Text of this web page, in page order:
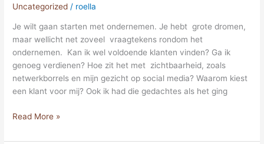
Uncategorized / roella
Je wilt gaan starten met ondernemen. Je hebt grote dromen,
maar wellicht net zoveel vraagtekens rondom het
ondernemen. Kan ik wel voldoende klanten vinden? Ga ik
genoeg verdienen? Hoe zit het met zichtbaarheid, zoals
netwerkborrels en mijn gezicht op social media? Waarom kiest
een klant voor mij? Ook ik had die gedachtes als het ging
Read More »